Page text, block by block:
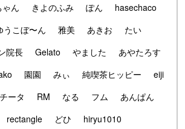
ん
きよのふみ ぽん
hasechaco
うこぼ〜ん 雅美 あきお
たい
院長
Gelato やました
あやたろす
園園 みぃ 純喫茶ヒッピー
eiji
ータ RM なる フム
あんぱん
rectangle どひ hiryu1010